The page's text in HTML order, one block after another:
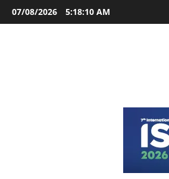
07/08/2026 5:18:10 AM